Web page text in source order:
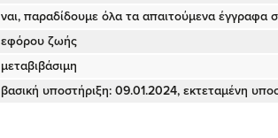
ναι, παραδίδουμε όλα τα απαιτούμενα
εφόρου ζωής
μεταβιβάσιμη
βασική υποστήριξη: 09.01.2024, εκτεταμένη